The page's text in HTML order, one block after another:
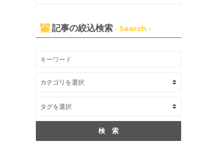
記事の絞込検索 - Search -